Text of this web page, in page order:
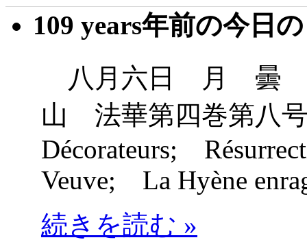
109 years年前の今日
八月六日 月 曇
山 法華第四巻第八
Décorateurs;
Veuve; La Hyène
続きを読む »